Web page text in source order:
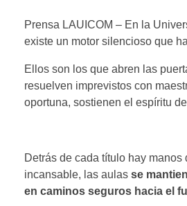
Prensa LAUICOM – En la
existe un motor silencioso que
Ellos son los que abren las
resuelven imprevistos con
oportuna, sostienen el espíritu
Detrás de cada título hay
incansable, las aulas se
en caminos seguros hacia el